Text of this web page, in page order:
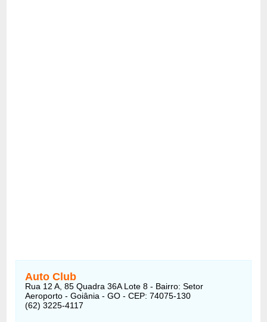
Auto Club
Rua 12 A, 85 Quadra 36A Lote 8 - Bairro: Setor
Aeroporto - Goiânia - GO - CEP: 74075-130
(62) 3225-4117